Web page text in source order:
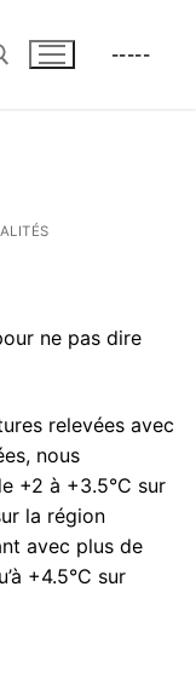
-----
ne pas dire
relevées avec
nous
+2 à +3.5°C sur
la région
avec plus de
+4.5°C sur